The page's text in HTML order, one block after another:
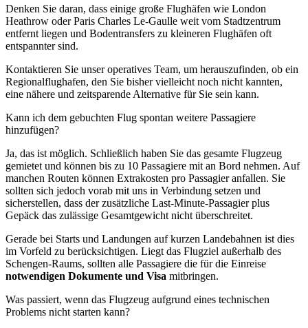
Denken Sie daran, dass einige große Flughäfen wie London
Heathrow oder Paris Charles Le-Gaulle weit vom Stadtzentrum
entfernt liegen und Bodentransfers zu kleineren Flughäfen oft
entspannter sind.
Kontaktieren Sie unser operatives Team, um herauszufinden, ob ein
Regionalflughafen, den Sie bisher vielleicht noch nicht kannten,
eine nähere und zeitsparende Alternative für Sie sein kann.
Kann ich dem gebuchten Flug spontan weitere Passagiere
hinzufügen?
Ja, das ist möglich. Schließlich haben Sie das gesamte Flugzeug
gemietet und können bis zu 10 Passagiere mit an Bord nehmen. Auf
manchen Routen können Extrakosten pro Passagier anfallen. Sie
sollten sich jedoch vorab mit uns in Verbindung setzen und
sicherstellen, dass der zusätzliche Last-Minute-Passagier plus
Gepäck das zulässige Gesamtgewicht nicht überschreitet.
Gerade bei Starts und Landungen auf kurzen Landebahnen ist dies
im Vorfeld zu berücksichtigen. Liegt das Flugziel außerhalb des
Schengen-Raums, sollten alle Passagiere die für die Einreise
notwendigen Dokumente und Visa mitbringen.
Was passiert, wenn das Flugzeug aufgrund eines technischen
Problems nicht starten kann?